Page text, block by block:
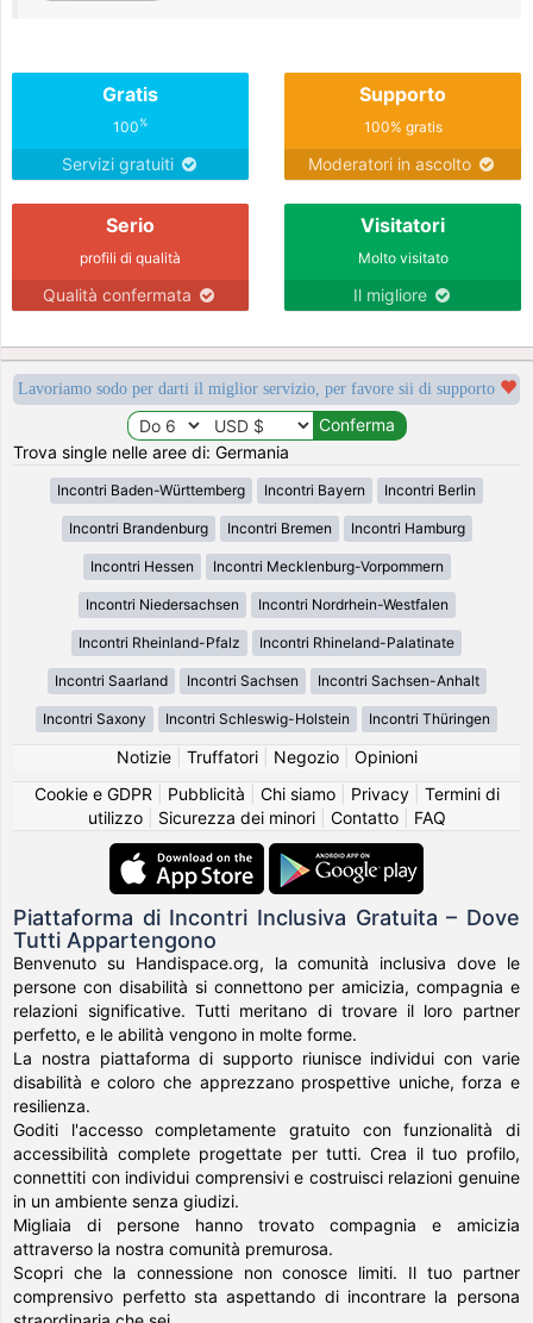
Gratis
100%
Servizi gratuiti
Supporto
100% gratis
Moderatori in ascolto
Serio
profili di qualità
Qualità confermata
Visitatori
Molto visitato
Il migliore
Lavoriamo sodo per darti il miglior servizio, per favore sii di supporto
Trova single nelle aree di: Germania
Incontri Baden-Württemberg Incontri Bayern Incontri Berlin
Incontri Brandenburg Incontri Bremen Incontri Hamburg
Incontri Hessen Incontri Mecklenburg-Vorpommern
Incontri Niedersachsen Incontri Nordrhein-Westfalen
Incontri Rheinland-Pfalz Incontri Rhineland-Palatinate
Incontri Saarland Incontri Sachsen Incontri Sachsen-Anhalt
Incontri Saxony Incontri Schleswig-Holstein Incontri Thüringen
Notizie| Truffatori| Negozio| Opinioni
Cookie e GDPR
Pubblicità Chi siamo| Privacy| Termini di
utilizzo| Sicurezza dei minori| Contatto| FAQ
Piattaforma di Incontri Inclusiva Gratuita – Dove
Tutti Appartengono
Benvenuto su Handispace.org, la comunità inclusiva dove le
persone con disabilità si connettono per amicizia, compagnia e
relazioni significative. Tutti meritano di trovare il loro partner
perfetto, e le abilità vengono in molte forme.
La nostra piattaforma di supporto riunisce individui con varie
disabilità e coloro che apprezzano prospettive uniche, forza e
resilienza.
Goditi l'accesso completamente gratuito con funzionalità di
accessibilità complete progettate per tutti. Crea il tuo profilo,
connettiti con individui comprensivi e costruisci relazioni genuine
in un ambiente senza giudizi.
Migliaia di persone hanno trovato compagnia e amicizia
attraverso la nostra comunità premurosa.
Scopri che la connessione non conosce limiti. Il tuo partner
comprensivo perfetto sta aspettando di incontrare la persona